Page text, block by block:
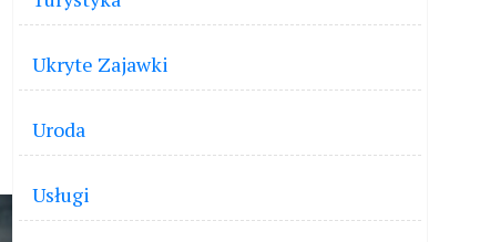
Ukryte Zajawki
Uroda
Usługi